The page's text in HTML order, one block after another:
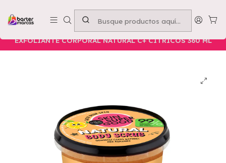
Emprende con nosotros -Compra mínima $50.000
Nuestros Productos Belleza Cuerpo
EXFOLIANTE CORPORAL NATURAL C+ CÍTRICOS 360 ML